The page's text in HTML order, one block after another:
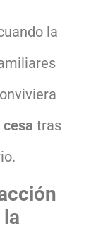
la
tras